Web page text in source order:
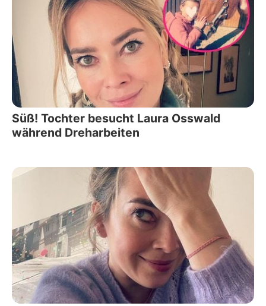
Süß! Tochter besucht Laura Osswald
während Dreharbeiten